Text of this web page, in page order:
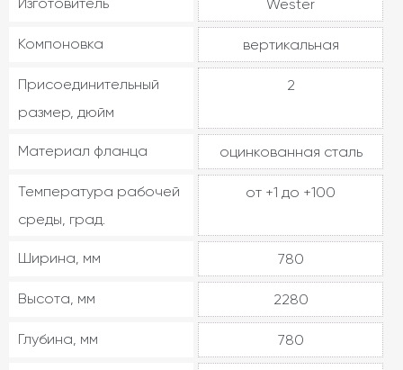
Wester
Компоновка вертикальная
Присоединительный
размер, дюйм
2
Материал фланца оцинкованная сталь
Температура рабочей
среды, град.
от +1 до +100
Ширина, мм 780
Высота, мм 2280
Глубина, мм 780